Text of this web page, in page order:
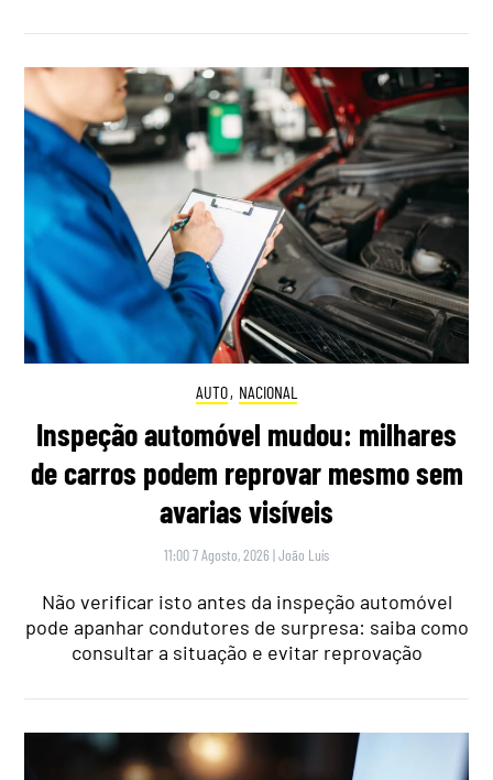
AUTO, NACIONAL
Inspeção automóvel mudou: milhares
de carros podem reprovar mesmo sem
avarias visíveis
11:00 7 Agosto, 2026 |João Luís
Não verificar isto antes da inspeção automóvel
pode apanhar condutores de surpresa: saiba como
consultar a situação e evitar reprovação